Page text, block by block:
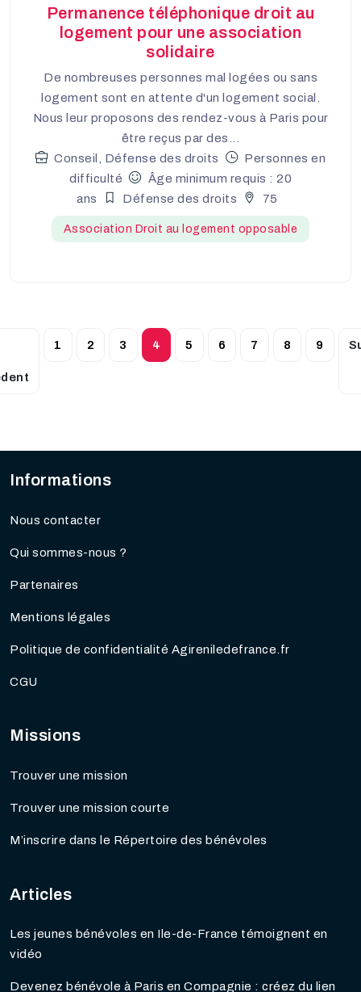
Permanence téléphonique droit au
logement pour une association
solidaire
De nombreuses personnes mal logées ou sans
logement sont en attente d'un logement social.
Nous leur proposons des rendez-vous à Paris pour
être reçus par des...
Conseil, Défense des droits
Personnes en
difficulté
Âge minimum requis : 20
ans
Défense des droits 75
Association Droit au logement opposable
1 2 3 4 5 6 7 8 9
Informations
Nous contacter
Qui sommes-nous ?
Partenaires
Mentions légales
Politique de confidentialité Agireniledefrance.fr
CGU
Missions
Trouver une mission
Trouver une mission courte
M’inscrire dans le Répertoire des bénévoles
Articles
Les jeunes bénévoles en Ile-de-France témoignent en
vidéo
Devenez bénévole à Paris en Compagnie : créez du lien